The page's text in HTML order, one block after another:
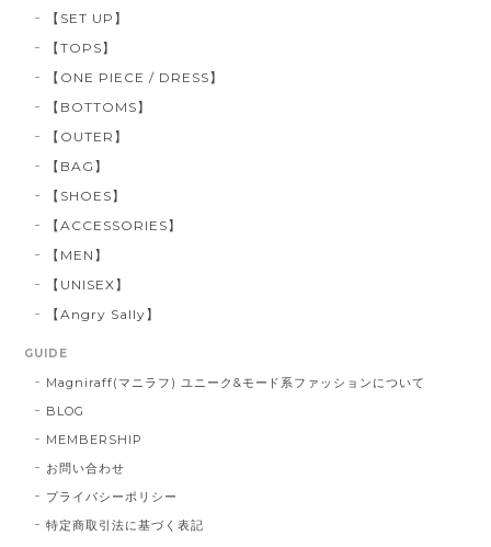
【SET UP】
【TOPS】
【ONE PIECE / DRESS】
【BOTTOMS】
【OUTER】
【BAG】
【SHOES】
【ACCESSORIES】
【MEN】
【UNISEX】
【Angry Sally】
GUIDE
Magniraff(マニラフ) ユニーク&モード系ファッションについて
BLOG
MEMBERSHIP
お問い合わせ
プライバシーポリシー
特定商取引法に基づく表記